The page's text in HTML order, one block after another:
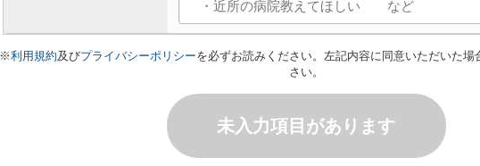
※利用規約及びプライバシーポリシーを必ずお読みください。左記内容に同意いただいた場
さい。
未入力項目があります